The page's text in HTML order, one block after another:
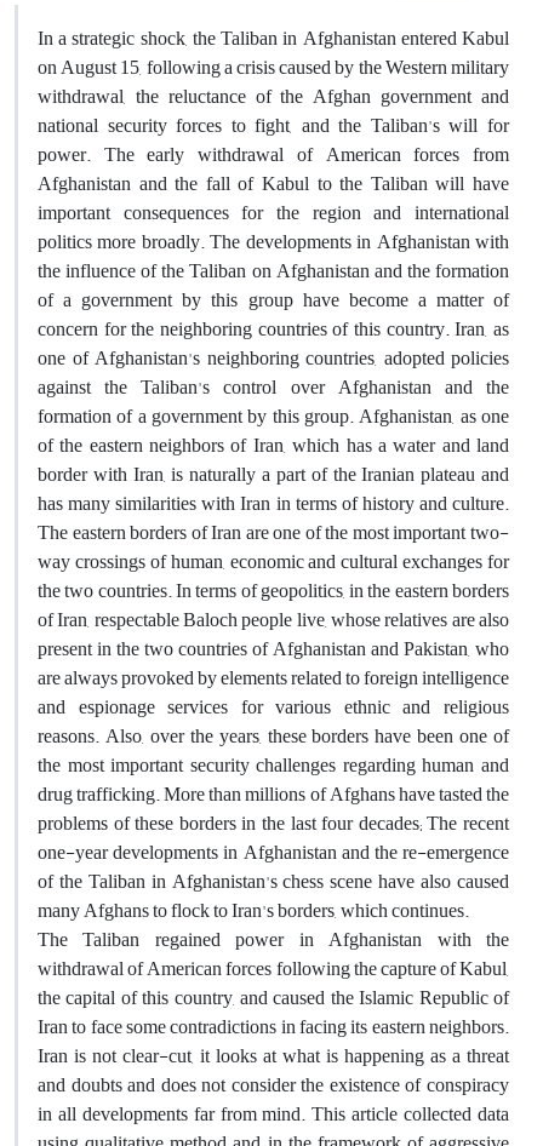
In a strategic shock, the Taliban in Afghanistan entered Kabul
on August 15, following a crisis caused by the Western military
withdrawal, the reluctance of the Afghan government and
national security forces to fight, and the Taliban's will for
power. The early withdrawal of American forces from
Afghanistan and the fall of Kabul to the Taliban will have
important consequences for the region and international
politics more broadly. The developments in Afghanistan with
the influence of the Taliban on Afghanistan and the formation
of a government by this group have become a matter of
concern for the neighboring countries of this country. Iran, as
one of Afghanistan's neighboring countries, adopted policies
against the Taliban's control over Afghanistan and the
formation of a government by this group. Afghanistan, as one
of the eastern neighbors of Iran, which has a water and land
border with Iran, is naturally a part of the Iranian plateau and
has many similarities with Iran in terms of history and culture.
The eastern borders of Iran are one of the most important two-
way crossings of human, economic and cultural exchanges for
the two countries. In terms of geopolitics, in the eastern borders
of Iran, respectable Baloch people live, whose relatives are also
present in the two countries of Afghanistan and Pakistan, who
are always provoked by elements related to foreign intelligence
and espionage services for various ethnic and religious
reasons. Also, over the years, these borders have been one of
the most important security challenges regarding human and
drug trafficking. More than millions of Afghans have tasted the
problems of these borders in the last four decades; The recent
one-year developments in Afghanistan and the re-emergence
of the Taliban in Afghanistan's chess scene have also caused
many Afghans to flock to Iran's borders, which continues.
The Taliban regained power in Afghanistan with the
withdrawal of American forces following the capture of Kabul,
the capital of this country, and caused the Islamic Republic of
Iran to face some contradictions in facing its eastern neighbors.
Iran is not clear-cut, it looks at what is happening as a threat
and doubts and does not consider the existence of conspiracy
in all developments far from mind. This article collected data